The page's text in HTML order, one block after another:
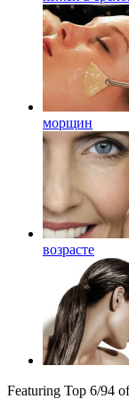
морщин
возрасте
Featuring Top 6/94